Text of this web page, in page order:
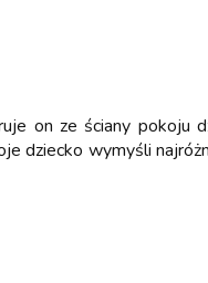
on ze ściany pokoju
dziecko wymyśli